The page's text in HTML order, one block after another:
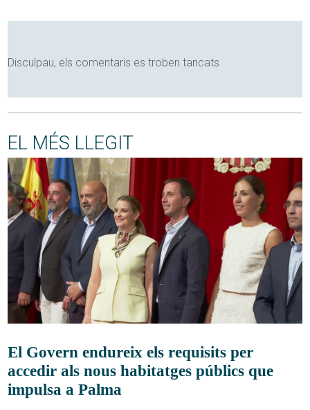
Disculpau, els comentaris es troben tancats
EL MÉS LLEGIT
El Govern endureix els requisits per
accedir als nous habitatges públics que
impulsa a Palma